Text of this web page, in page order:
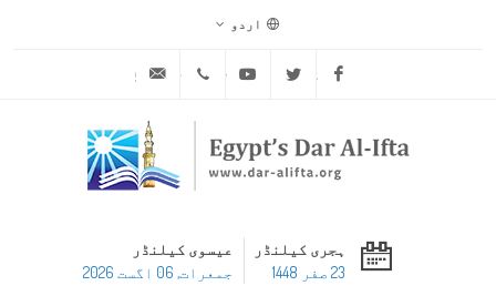
اردو
Facebook
Twitter
Youtube
ہجری کیلنڈر
23 صفر 1448
عیسوی کیلنڈر
جمعرات, 06 اگست 2026